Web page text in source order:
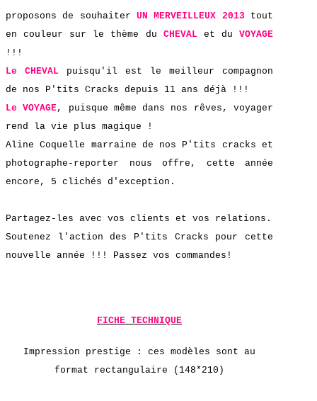
proposons de souhaiterUN MERVEILLEUX 2013
tout
en couleur sur le thème du CHEVALet duVOYAGE
!!!
Le CHEVAL puisqu'il est le meilleur compagnon
de nos P'tits Cracks depuis 11 ans déjà !!!
Le VOYAGE, puisque même dans nos rêves, voyager
rend la vie plus magique !
Aline Coquelle marraine de nos P'tits cracks et
photographe-reporter nous offre, cette année
encore, 5 clichés d'exception.
Partagez-les avec vos clients et vos relations.
Soutenez l'action des P'tits Cracks pour cette
nouvelle année !!! Passez vos commandes!
FICHE TECHNIQUE
Impression prestige : ces modèles sont au
format rectangulaire (148*210)